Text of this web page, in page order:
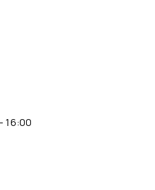
16:00